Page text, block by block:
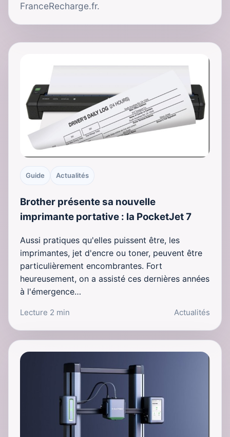
FranceRecharge.fr.
Guide Actualités
Brother présente sa nouvelle
imprimante portative : la PocketJet 7
Aussi pratiques qu'elles puissent être, les
imprimantes, jet d'encre ou toner, peuvent être
particulièrement encombrantes. Fort
heureusement, on a assisté ces dernières années
à l'émergence…
Lecture 2 min Actualités